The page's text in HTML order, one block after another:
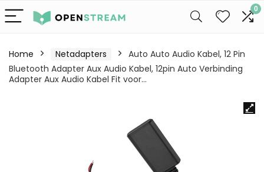
0
Home Netadapters
Auto Auto Audio Kabel, 12 Pin
Bluetooth Adapter Aux Audio Kabel, 12pin Auto Verbinding
Adapter Aux Audio Kabel Fit voor…